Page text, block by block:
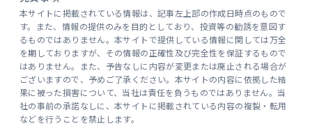
本サイトに掲載されている情報は、記事左上部の作成日時点のもので
す。また、情報の提供のみを目的としており、投資等の勧誘を意図す
るものではありません。本サイトで提供している情報に関しては万全
を期しておりますが、その情報の正確性及び完全性を保証するもので
はありません。また、予告なしに内容が変更または廃止される場合が
ございますので、予めご了承ください。本サイトの内容に依拠した結
果に被った損害について、当社は責任を負うものではありません。当
社の事前の承諾なしに、本サイトに掲載されている内容の複製・転用
などを行うことを禁止します。